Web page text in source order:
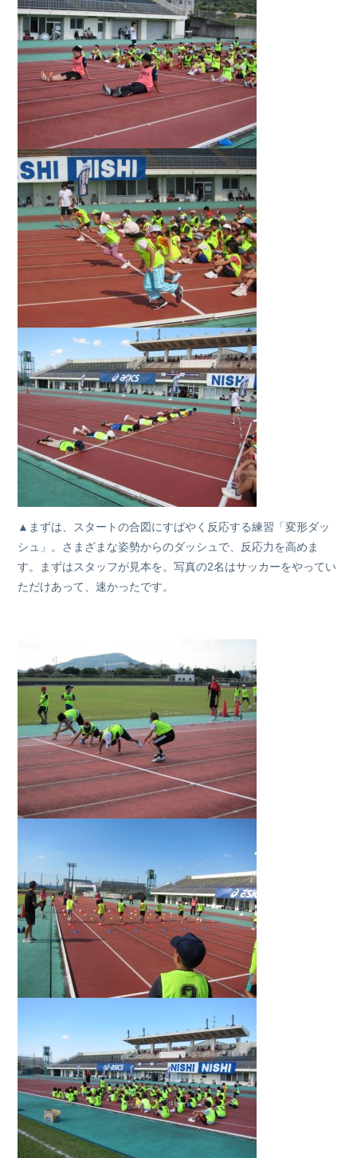
▲まずは、スタートの合図にすばやく反応する練習「変形ダッ
シュ」。さまざまな姿勢からのダッシュで、反応力を高めま
す。まずはスタッフが見本を。写真の2名はサッカーをやってい
ただけあって、速かったです。